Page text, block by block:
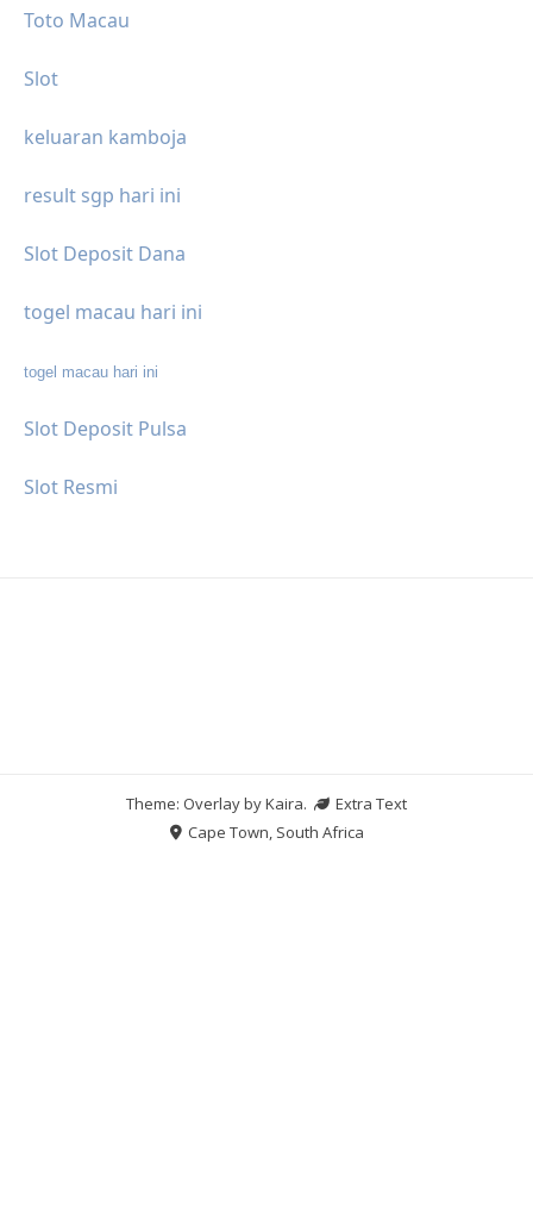
Toto Macau
Slot
keluaran kamboja
result sgp hari ini
Slot Deposit Dana
togel macau hari ini
togel macau hari ini
Slot Deposit Pulsa
Slot Resmi
Theme: Overlay byKaira.
Extra Text
Cape Town, South Africa